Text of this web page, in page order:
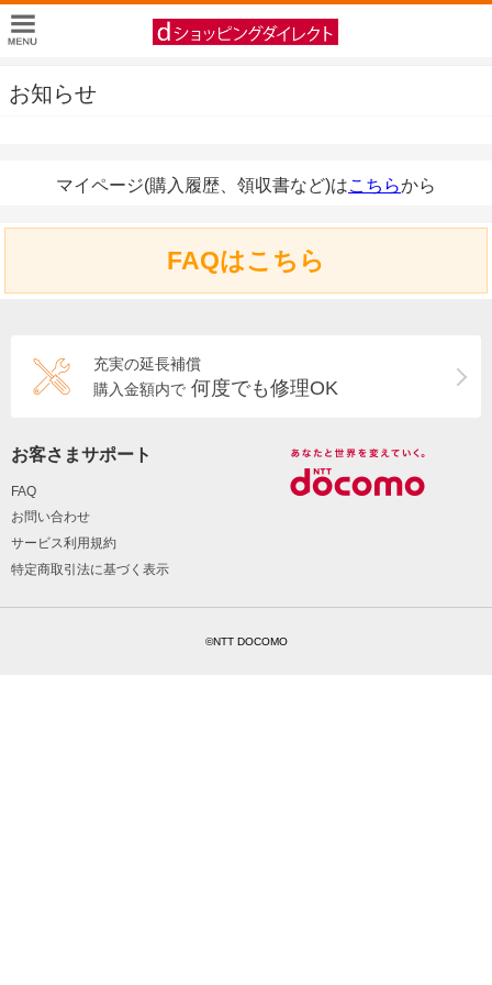
お知らせ
マイページ(購入履歴、領収書など)はこちらから
FAQはこちら
充実の延長補償
購入金額内で 何度でも修理OK
お客さまサポート
FAQ
お問い合わせ
サービス利用規約
特定商取引法に基づく表示
©NTT DOCOMO